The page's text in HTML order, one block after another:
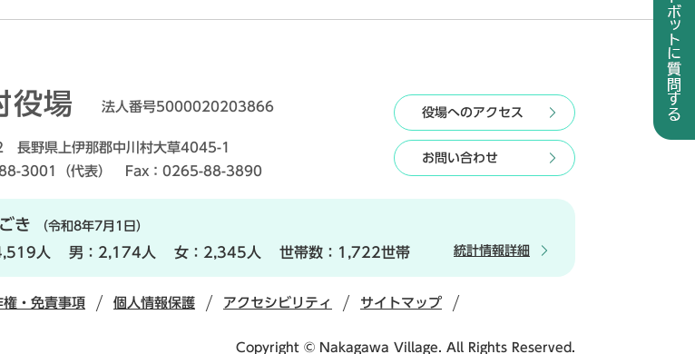
役場 法人番号5000020203866
長野県上伊那郡中川村大草4045-1
3001（代表） Fax：0265-88-3890
役場へのアクセス
お問い合わせ
き （令和8年7月1日）
人 男： 2,174人 女： 2,345人 世帯数： 1,722世帯 統計情報詳細
権・免責事項 個人情報保護 アクセシビリティ サイトマップ
Copyright © Nakagawa Village. All Rights Reserved.